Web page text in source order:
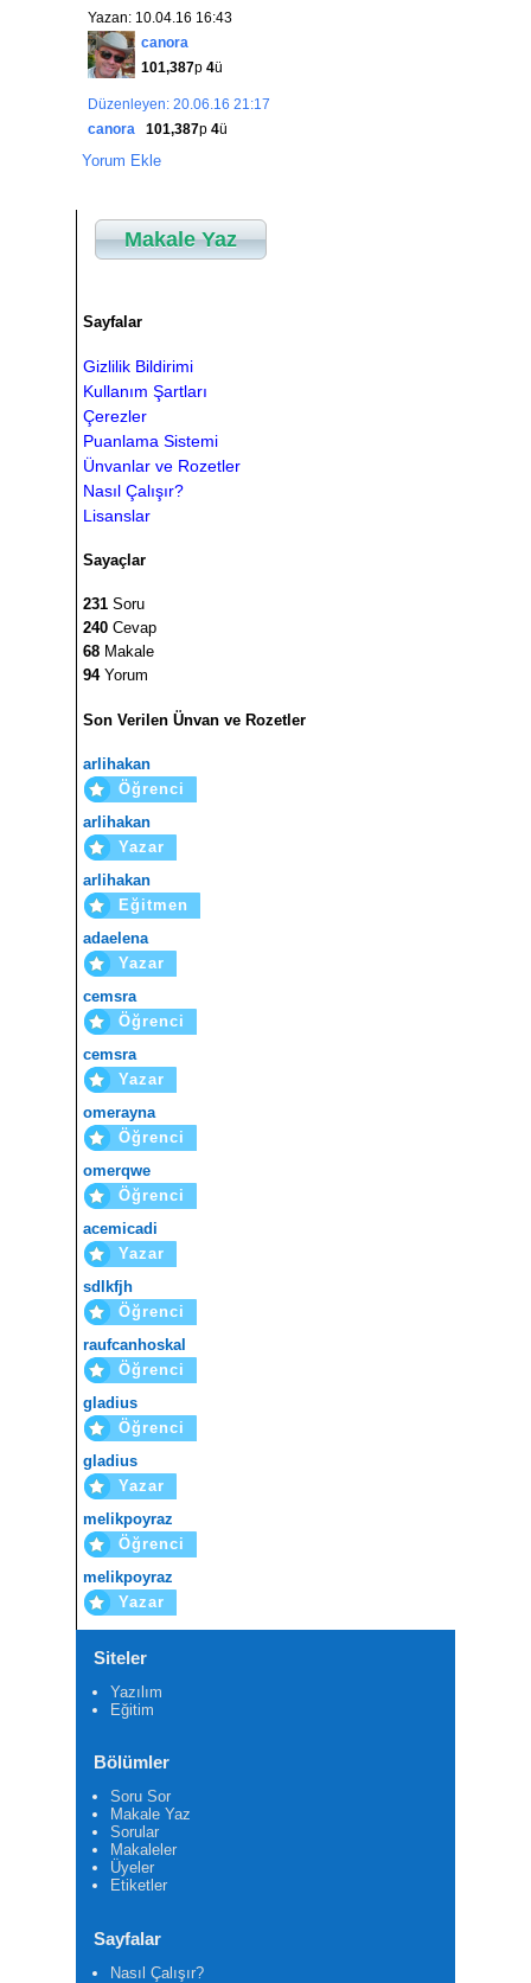
Yazan: 10.04.16 16:43
canora
101,387p 4ü
Düzenleyen: 20.06.16 21:17
canora
101,387p 4ü
Yorum Ekle
Makale Yaz
Sayfalar
Gizlilik Bildirimi
Kullanım Şartları
Çerezler
Puanlama Sistemi
Ünvanlar ve Rozetler
Nasıl Çalışır?
Lisanslar
Sayaçlar
231 Soru
240 Cevap
68 Makale
94Yorum
Son Verilen Ünvan ve Rozetler
arlihakan
Öğrenci
arlihakan
Yazar
arlihakan
Eğitmen
adaelena
Yazar
cemsra
Öğrenci
cemsra
Yazar
omerayna
Öğrenci
omerqwe
Öğrenci
acemicadi
Yazar
sdlkfjh
Öğrenci
raufcanhoskal
Öğrenci
gladius
Öğrenci
gladius
Yazar
melikpoyraz
Öğrenci
melikpoyraz
Yazar
Siteler
Yazılım
Eğitim
Bölümler
Soru Sor
Makale Yaz
Sorular
Makaleler
Üyeler
Etiketler
Sayfalar
Nasıl Çalışır?